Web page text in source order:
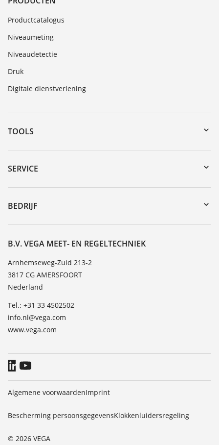
Productcatalogus
Niveaumeting
Niveaudetectie
Druk
Digitale dienstverlening
TOOLS
myVEGA
Downloads
DTM Collection/PACTware
SERVICE
Reparatieformulier instrument
Seminars
TeamViewer
BEDRIJF
Vacature
Over VEGA
Contact
Nieuws
Persberichten
Blog
B.V. VEGA MEET- EN REGELTECHNIEK
Arnhemseweg-Zuid 213-2
3817 CG AMERSFOORT
Nederland
Tel.: +31 33 4502502
info.nl@vega.com
www.vega.com
© 2026 VEGA
Algemene voorwaardenImprint
Bescherming persoonsgegevensKlokkenluidersregeling